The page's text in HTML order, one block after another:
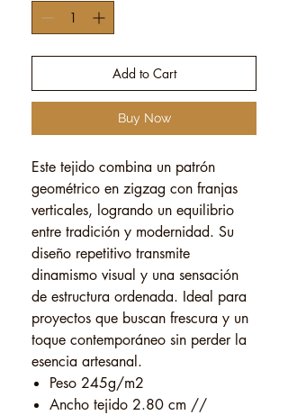
Add to Cart
Buy Now
Este tejido combina un patrón
geométrico en zigzag con franjas
verticales, logrando un equilibrio
entre tradición y modernidad. Su
diseño repetitivo transmite
dinamismo visual y una sensación
de estructura ordenada. Ideal para
proyectos que buscan frescura y un
toque contemporáneo sin perder la
esencia artesanal.
Peso 245g/m2
Ancho tejido 2.80 cm //